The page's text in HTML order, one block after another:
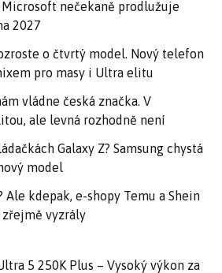
nečekaně prodlužuje
2027
o čtvrtý model. Nový telefon
pro masy i Ultra elitu
vládne česká značka. V
ale levná rozhodně není
Galaxy Z? Samsung chystá
model
Ale kdepak, e-shopy Temu a Shein
zřejmě vyzrály
5 250K Plus – Vysoký výkon za